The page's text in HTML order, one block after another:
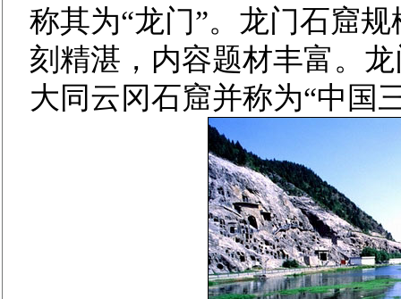
称其为“龙门”。龙门石窟
刻精湛，内容题材丰富。
大同云冈石窟并称为“中国